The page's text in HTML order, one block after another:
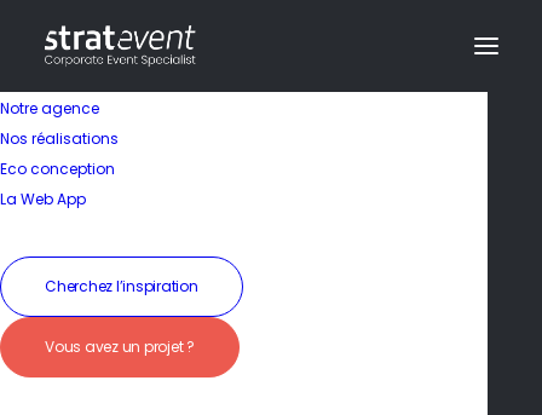
Notre agence
Nos réalisations
Eco conception
La Web App
Cherchez l’inspiration
Vous avez un projet ?
Luxe et bien-être sur